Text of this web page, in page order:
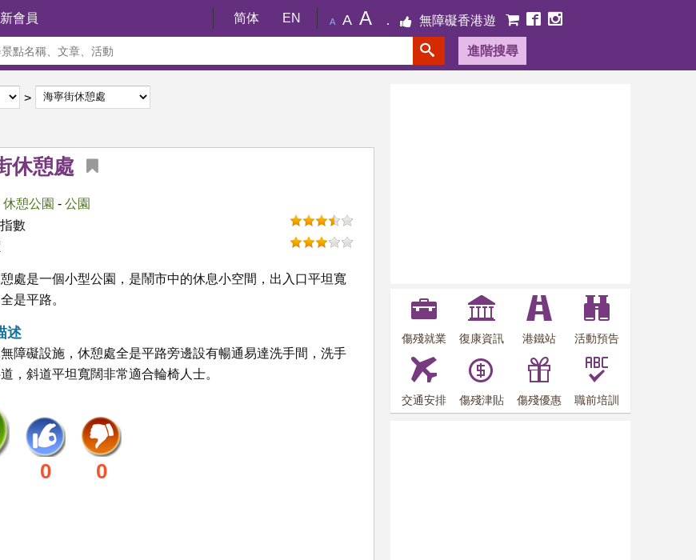
新會員 简体 EN A A A 無障礙香港遊
進階搜尋
休憩處
休憩公園 - 公園
數
處是一個小型公園，是鬧市中的休息小空間，出入口平坦寬
是平路。
述
障礙設施，休憩處全是平路旁邊設有暢通易達洗手間，洗手
，斜道平坦寬闊非常適合輪椅人士。
0 0
傷殘就業 復康資訊 港鐵站 活動預告
交通安排 傷殘津貼 傷殘優惠 職前培訓